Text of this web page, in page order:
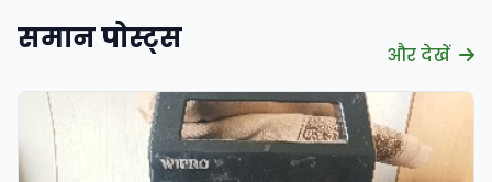
समान पोस्ट्स और देखें